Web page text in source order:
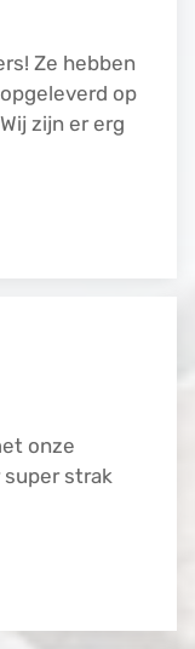
Ze hebben
op
zijn er erg
onze
strak